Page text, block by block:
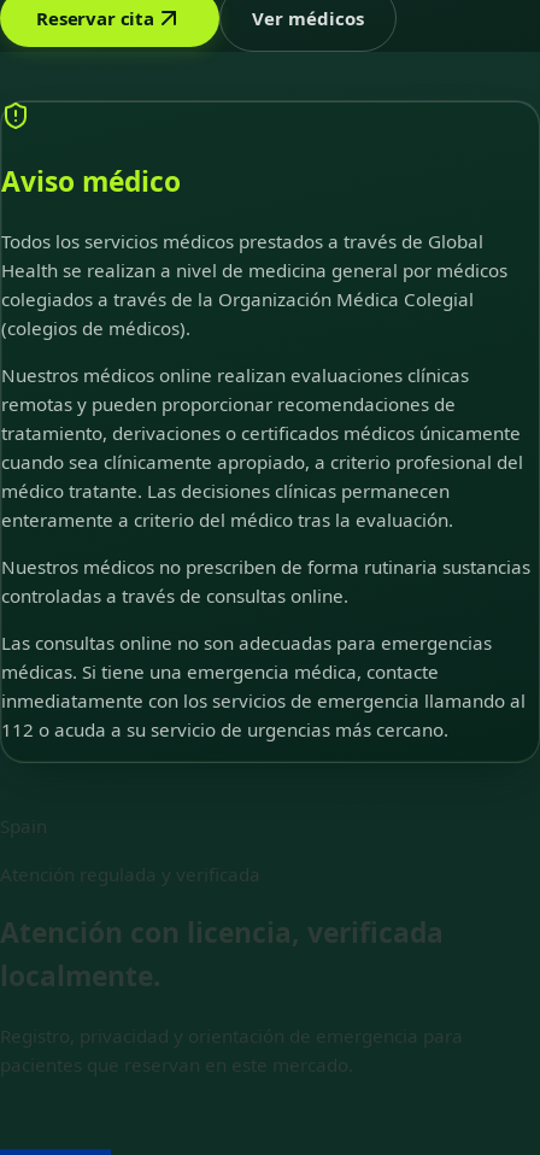
Reservar cita Ver médicos
Aviso médico
Todos los servicios médicos prestados a través de Global
Health se realizan a nivel de medicina general por médicos
colegiados a través de la Organización Médica Colegial
(colegios de médicos).
Nuestros médicos online realizan evaluaciones clínicas
remotas y pueden proporcionar recomendaciones de
tratamiento, derivaciones o certificados médicos únicamente
cuando sea clínicamente apropiado, a criterio profesional del
médico tratante. Las decisiones clínicas permanecen
enteramente a criterio del médico tras la evaluación.
Nuestros médicos no prescriben de forma rutinaria sustancias
controladas a través de consultas online.
Las consultas online no son adecuadas para emergencias
médicas. Si tiene una emergencia médica, contacte
inmediatamente con los servicios de emergencia llamando al
112 o acuda a su servicio de urgencias más cercano.
Spain
Atención regulada y verificada
Atención con licencia, verificada
localmente.
Registro, privacidad y orientación de emergencia para
pacientes que reservan en este mercado.